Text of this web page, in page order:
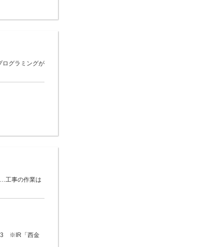
ログラミングが
工事の作業は
※IR「西金